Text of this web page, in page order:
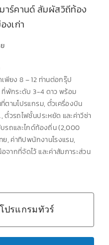
าร์คานด์ สัมผัสวิถีท้อง
งเก่า
พียง 8 – 12 ท่านต่อกรุ๊ป
ที่พักระดับ 3-4 ดาว พร้อม
ตามโปรแกรม, ตั๋วเครื่องบิน
ตั๋วรถไฟชั้นประหยัด และค่าวีซ่า
รถและไกด์ท้องถิ่น (2,000
, ค่าทิปพนักงานโรงแรม,
จากที่จัดไว้ และค่าสัมภาระส่วน
ปรแกรมทัวร์